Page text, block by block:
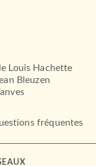
Louis Hachette
Bleuzen
fréquentes